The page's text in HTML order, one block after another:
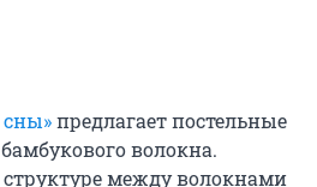
предлагает постельные
волокна.
между волокнами